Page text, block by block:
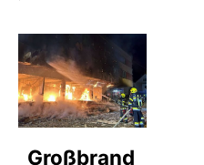
Großbrand